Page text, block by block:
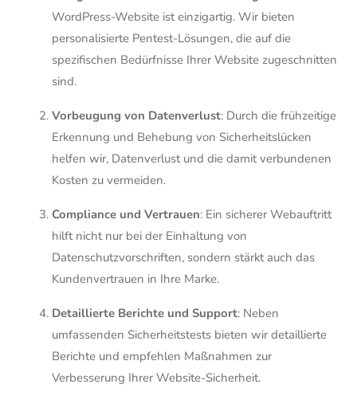
WordPress-Website ist einzigartig. Wir bieten
personalisierte Pentest-Lösungen, die auf die
spezifischen Bedürfnisse Ihrer Website zugeschnitten
sind.
Vorbeugung von Datenverlust: Durch die frühzeitige
Erkennung und Behebung von Sicherheitslücken
helfen wir, Datenverlust und die damit verbundenen
Kosten zu vermeiden.
Compliance und Vertrauen: Ein sicherer Webauftritt
hilft nicht nur bei der Einhaltung von
Datenschutzvorschriften, sondern stärkt auch das
Kundenvertrauen in Ihre Marke.
Detaillierte Berichte und Support: Neben
umfassenden Sicherheitstests bieten wir detaillierte
Berichte und empfehlen Maßnahmen zur
Verbesserung Ihrer Website-Sicherheit.